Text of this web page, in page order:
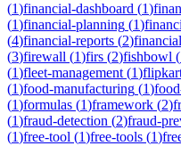
(1)financial-dashboard (1)
(1)financial-planning (1)
(4)financial-reports (2)
(3)firewall (1)firs (2)fishbowl (
(1)fleet-management (1)
(1)food-manufacturing (1)
(1)formulas (1)framework (2)
(1)fraud-detection (2)fraud-
(1)free-tool (1)free-tools (1)